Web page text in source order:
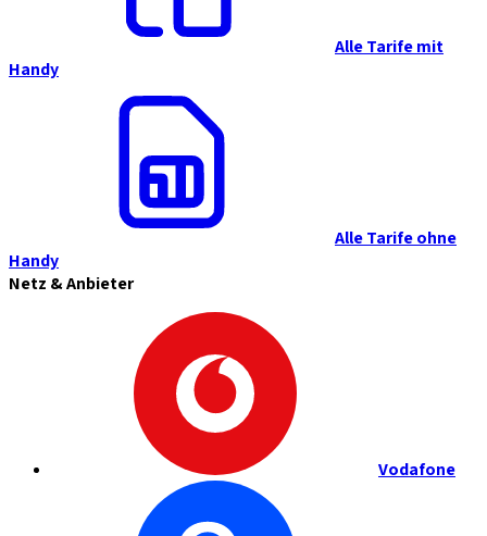
Alle Tarife mit
Handy
Alle Tarife ohne
Handy
Netz & Anbieter
Vodafone